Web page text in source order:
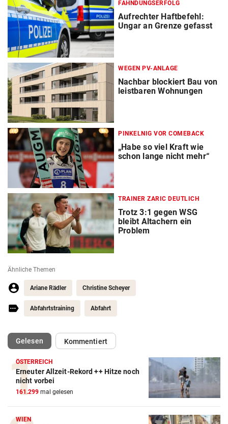
FAHNDUNGSERFOLG
Aufrechter Haftbefehl:
Ungar an Grenze gefasst
WEGEN PV-ANLAGE
Nachbar blockiert Bau von
leistbaren Wohnungen
PINKELNIG VOR COMEBACK
„Habe so viel Kraft wie
schon lange nicht mehr“
TRAINER ZARIC DEUTLICH
Trotz 3:1 gegen WSG
bleibt Altachern ein
Problem
Ähnliche Themen
Ariane Rädler Christine Scheyer
Abfahrtstraining Abfahrt
Gelesen(ausgewählt)Kommentiert
ÖSTERREICH
Erneuter Allzeit-Rekord ++ Hitze noch
nicht vorbei
161.299 mal gelesen
WIEN